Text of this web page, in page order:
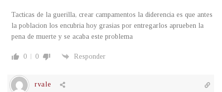
Tacticas de la guerilla, crear campamentos la diderencia es que antes
la poblacion los encubria hoy grasias por entregarlos aprueben la
pena de muerte y se acaba este problema
0 0 Responder
rvale